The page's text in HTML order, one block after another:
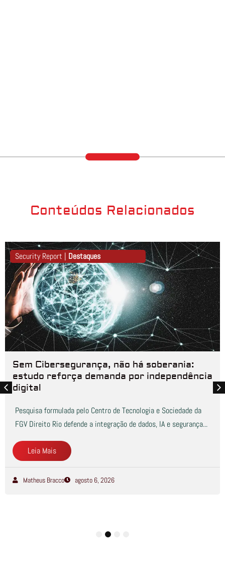
Conteúdos Relacionados
Security Report | Destaques
Sem Cibersegurança, não há soberania:
estudo reforça demanda por independência
digital
Pesquisa formulada pelo Centro de Tecnologia e Sociedade da
FGV Direito Rio defende a integração de dados, IA e segurança...
Leia Mais
Matheus Bracco agosto 6, 2026